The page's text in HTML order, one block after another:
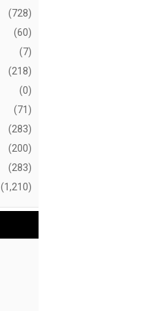
(728)
(60)
(7)
(218)
(0)
(71)
(283)
(200)
(283)
(1,210)